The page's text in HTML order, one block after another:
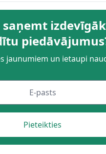
saņemt
jaunumiem un ietaupi
Pieteikties